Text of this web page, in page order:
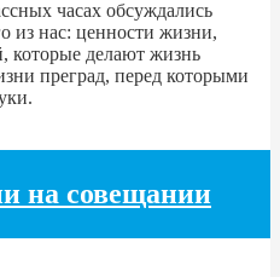
часах обсуждались
из нас: ценности жизни,
которые делают жизнь
преград, перед которыми
на совещании